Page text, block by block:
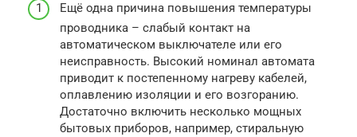
Ещё одна причина повышения температуры
проводника – слабый контакт на
автоматическом выключателе или его
неисправность. Высокий номинал автомата
приводит к постепенному нагреву кабелей,
оплавлению изоляции и его возгоранию.
Достаточно включить несколько мощных
бытовых приборов, например, стиральную